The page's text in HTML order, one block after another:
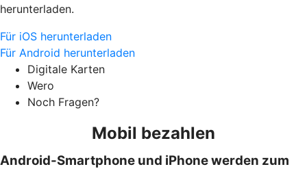
herunterladen.
Für iOS herunterladen
Für Android herunterladen
Digitale Karten
Wero
Noch Fragen?
Mobil bezahlen
Android-Smartphone und iPhone werden zum